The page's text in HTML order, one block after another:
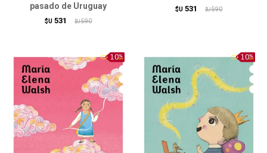
pasado de Uruguay
$U 531 $U 590
$U 531 $U 590